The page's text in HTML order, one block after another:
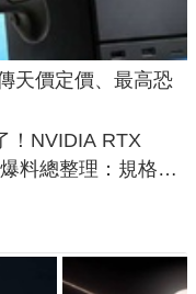
天價定價、最高恐
！NVIDIA RTX
料總整理：規格、